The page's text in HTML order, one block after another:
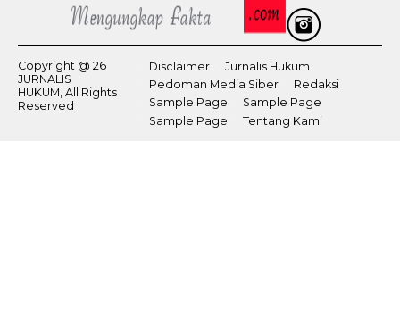
Copyright @ 26
JURNALIS
HUKUM, All Rights
Reserved
Disclaimer
Jurnalis Hukum
Pedoman Media Siber
Redaksi
Sample Page
Sample Page
Sample Page
Tentang Kami